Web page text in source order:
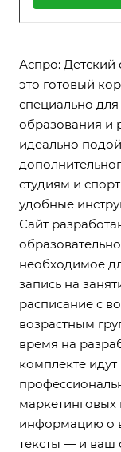
Аспро: Детский
это готовый
специально
образования и
идеально
студиям и
удобные
Сайт
необходимое
запись на
расписание с
возрастным
время на
комплекте
маркетинговых
информацию о
тексты — и ваш